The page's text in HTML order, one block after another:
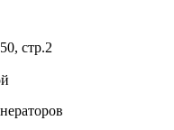
стр.2